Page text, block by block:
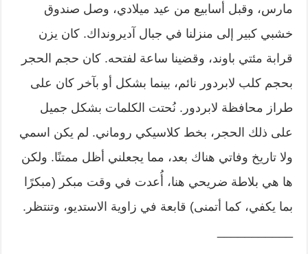
مارس، وقبل أسابيع من عيد ميلادي، وصل صندوق
خشبي كبير إلى منزلنا في جبال آديرونداك. كان يزن
قرابة مئتي باوند، وقضينا ساعة لفتحه. كان حجم الحجر
بحجم كلب لابردور نائم، بينما بشكل أو بآخر كان على
طراز محافظة لابردور. نُحتت الكلمات بشكل جميل
على ذلك الحجر، بخط كلاسيكي روماني. لم يكن اسمي
ولا تاريخ وفاتي هناك بعد، مما يجعلني أظل ممتنًا. ولكن
ها هي بلاطة ضريحي هنا، أُعدت في وقت مبكر (مبكرًا
بما يكفي، كما أتمنى) قابعة في زاوية الاستديو، وتنتظر.